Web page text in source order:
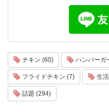
チキン (60) ハンバーガ
フライドチキン (7) 生
話題 (294)